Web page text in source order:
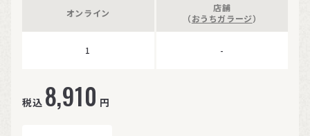
オンライン
1
店舗
（おうちガラージ）
-
税込 8,910 円